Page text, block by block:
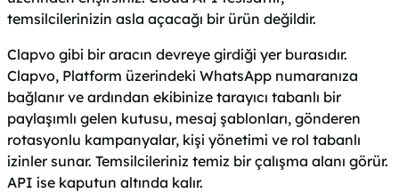
temsilcilerinizin asla açacağı bir ürün değildir.
Clapvo gibi bir aracın devreye girdiği yer burasıdır.
Clapvo, Platform üzerindeki WhatsApp numaranıza
bağlanır ve ardından ekibinize tarayıcı tabanlı bir
paylaşımlı gelen kutusu, mesaj şablonları, gönderen
rotasyonlu kampanyalar, kişi yönetimi ve rol tabanlı
izinler sunar. Temsilcileriniz temiz bir çalışma alanı görür.
API ise kaputun altında kalır.